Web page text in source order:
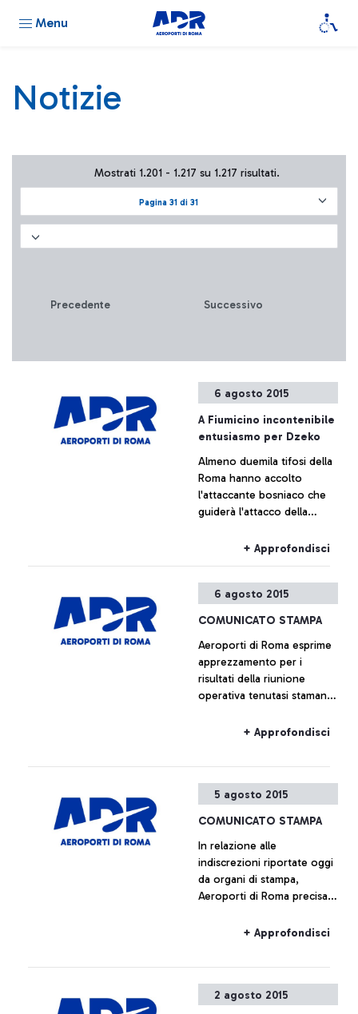
Menu
Notizie
Pagina 31 di 31
Mostrati 1.201 - 1.217 su 1.217 risultati.
Precedente Successivo
6 agosto 2015
A Fiumicino incontenibile
entusiasmo per Dzeko
Almeno duemila tifosi della
Roma hanno accolto
l'attaccante bosniaco che
guiderà l'attacco della
+ Approfondisci
6 agosto 2015
COMUNICATO STAMPA
Aeroporti di Roma esprime
apprezzamento per i
risultati della riunione
operativa tenutasi stamane
dell’Enac, alla quale erano
Alitalia e Enav.
+ Approfondisci
5 agosto 2015
COMUNICATO STAMPA
In relazione alle
indiscrezioni riportate oggi
da organi di stampa,
Aeroporti di Roma precisa
di alcun piano immobiliare
all’interno del sedime
+ Approfondisci
2 agosto 2015